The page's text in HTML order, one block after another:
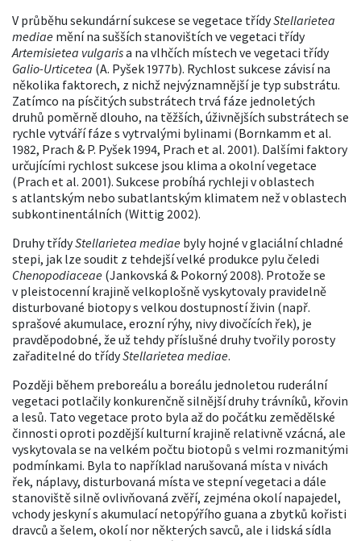
V průběhu sekundární sukcese se vegetace třídyStellarietea
mediae mění na sušších stanovištích ve vegetaci třídy
Artemisietea vulgarisa na vlhčích místech ve vegetaci třídy
Galio-Urticetea (A. Pyšek 1977b). Rychlost sukcese závisí na
několika faktorech, z nichž nejvýznamnější je typ substrátu.
Zatímco na písčitých substrátech trvá fáze jednoletých
druhů poměrně dlouho, na těžších, úživnějších substrátech se
rychle vytváří fáze s vytrvalými bylinami (Bornkamm et al.
1982, Prach & P. Pyšek 1994, Prach et al. 2001). Dalšími faktory
určujícími rychlost sukcese jsou klima a okolní vegetace
(Prach et al. 2001). Sukcese probíhá rychleji v oblastech
s atlantským nebo subatlantským klimatem než v oblastech
subkontinentálních (Wittig 2002).
Druhy třídyStellarietea mediae byly hojné v glaciální chladné
stepi, jak lze soudit z tehdejší velké produkce pylu čeledi
Chenopodiaceae (Jankovská & Pokorný 2008). Protože se
v pleistocenní krajině velkoplošně vyskytovaly pravidelně
disturbované biotopy s velkou dostupností živin (např.
sprašové akumulace, erozní rýhy, nivy divočících řek), je
pravděpodobné, že už tehdy příslušné druhy tvořily porosty
zařaditelné do třídyStellarietea mediae.
Později během preboreálu a boreálu jednoletou ruderální
vegetaci potlačily konkurenčně silnější druhy trávníků, křovin
a lesů. Tato vegetace proto byla až do počátku zemědělské
činnosti oproti pozdější kulturní krajině relativně vzácná, ale
vyskytovala se na velkém počtu biotopů s velmi rozmanitými
podmínkami. Byla to například narušovaná místa v nivách
řek, náplavy, disturbovaná místa ve stepní vegetaci a dále
stanoviště silně ovlivňovaná zvěří, zejména okolí napajedel,
vchody jeskyní s akumulací netopýřího guana a zbytků kořisti
dravců a šelem, okolí nor některých savců, ale i lidská sídla